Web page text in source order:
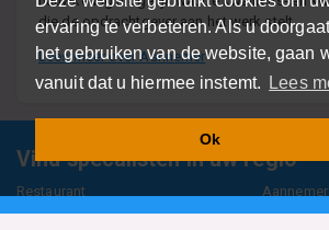
ervaring te verbeteren. Als u
het gebruiken van de website, gaan
vanuit dat u hiermee instemt.
Lees
Ok
die de opdrachtgever aan het werk stelt.
Lees meer over Aannemer
Vind specalisten in uw regio
Restaurant Aannemer